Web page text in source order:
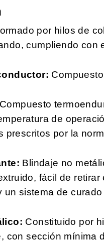
por hilos de
cumpliendo
Compuesto
de
prescritos por la
Blindaje no
fácil de
un sistema de
Constituido por
con sección mínima